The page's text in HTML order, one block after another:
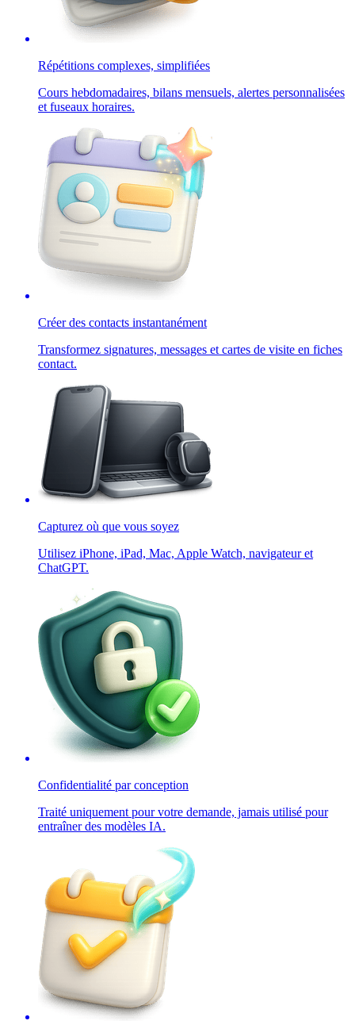
Répétitions complexes, simplifiées
Cours hebdomadaires, bilans mensuels, alertes personnalisées
et fuseaux horaires.
Créer des contacts instantanément
Transformez signatures, messages et cartes de visite en fiches
contact.
Capturez où que vous soyez
Utilisez iPhone, iPad, Mac, Apple Watch, navigateur et
ChatGPT.
Confidentialité par conception
Traité uniquement pour votre demande, jamais utilisé pour
entraîner des modèles IA.